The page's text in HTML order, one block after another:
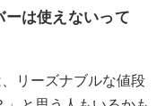
は使えないって
リーズナブルな値段